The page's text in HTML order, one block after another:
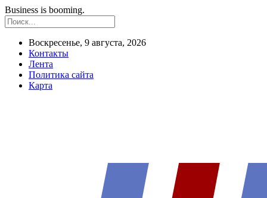
Business is booming.
Воскресенье, 9 августа, 2026
Контакты
Лента
Политика сайта
Карта